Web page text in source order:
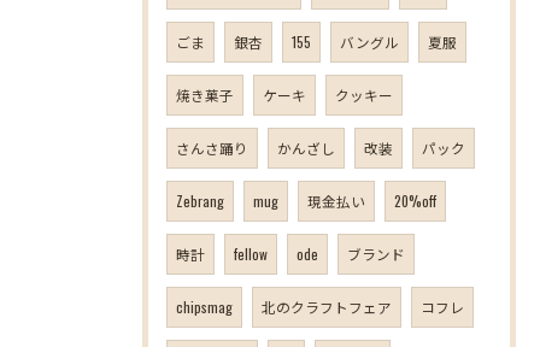
ごま 銀杏 155 バングル 夏服
焼き菓子 ケーキ クッキー
さんさ踊り かんざし 改装 パック
Zebrang mug 現金払い 20%off
時計 fellow ode ブランド
chipsmag 北のクラフトフェア コフレ